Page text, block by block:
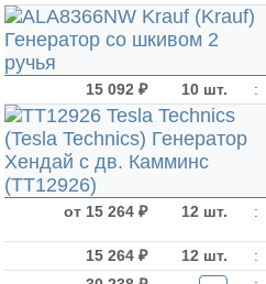
15 092 ₽
10 шт. :
от 15 264 ₽ 12 шт. :
15 264 ₽ 12 шт. :